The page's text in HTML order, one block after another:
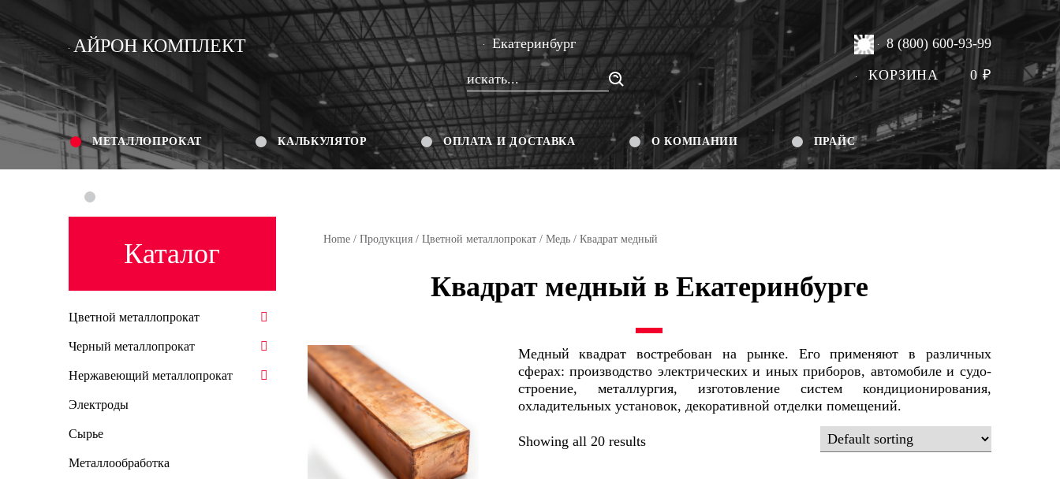
АЙРОН КОМПЛЕКТ Екатеринбург 8 (800) 600-93-99
КОРЗИНА 0₽
МЕТАЛЛОПРОКАТ КАЛЬКУЛЯТОР ОПЛАТА И ДОСТАВКА О КОМПАНИИ ПРАЙС
Home/ Продукция/ Цветной металлопрокат/ Медь/ Квадрат медный
Квадрат медный в Екатеринбурге
Медный квадрат востребован на рынке. Его применяют в различных
сферах: производство электрических и иных приборов, автомобиле и судо-
строение, металлургия, изготовление систем кондиционирования,
охладительных установок, декоративной отделки помещений.
Showing all 20 results
Каталог
Цветной металлопрокат
Черный металлопрокат
Нержавеющий металлопрокат
Электроды
Сырье
Металлообработка